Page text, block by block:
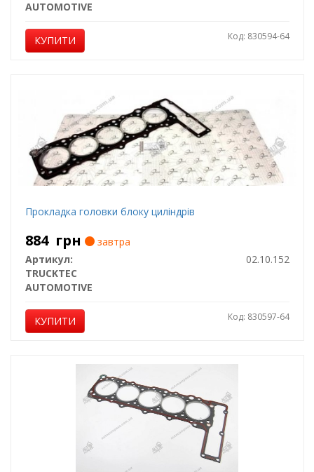
AUTOMOTIVE
КУПИТИ Код: 830594-64
Прокладка головки блоку циліндрів
884 грн
завтра
Артикул:
02.10.152
TRUCKTEC
AUTOMOTIVE
КУПИТИ Код: 830597-64